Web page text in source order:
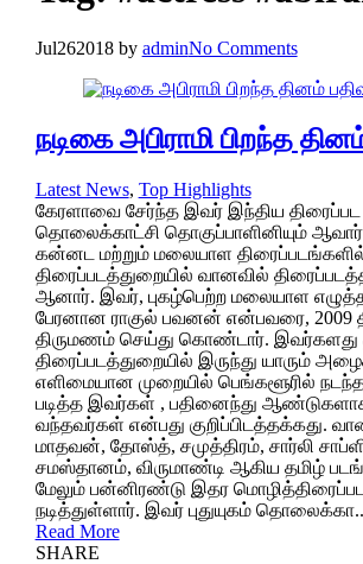
Jul262018by adminNo Comments
நடிகை அபிராமி பிறந்த
Latest News, Top Highlights
கேரளாவை சேர்ந்த இவர் இந்திய திரைப்பட
தொலைக்காட்சி தொகுப்பாளினியும்
கன்னட மற்றும் மலையாள திரைப்படங்களில்
திரைப்படத்துறையில் வானவில்
ஆனார். இவர், புகழ்பெற்ற மலையாள
பேரனான ராகுல் பவனன் என்பவரை, 2009
திருமணம் செய்து கொண்டார். இவர்களது
திரைப்படத்துறையில் இருந்து யாரும்
எளிமையான முறையில் பெங்களூரில்
படித்த இவர்கள் , பதினைந்து
வந்தவர்கள் என்பது குறிப்பிடத்தக்கது.
மாதவன், தோஸ்த், சமுத்திரம், சார்லி
சமஸ்தானம், விருமாண்டி ஆகிய தமிழ்
மேலும் பன்னிரண்டு இதர
நடித்துள்ளார். இவர் புதுயுகம்
Read More
SHARE